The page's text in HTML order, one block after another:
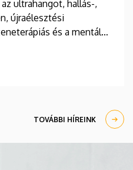
ultrahangot, hallás-,
újraélesztési
és a mentális
foglalkozásokon
én kezdődő Campus
Klinikai
illetve a
TOVÁBBI HÍREINK